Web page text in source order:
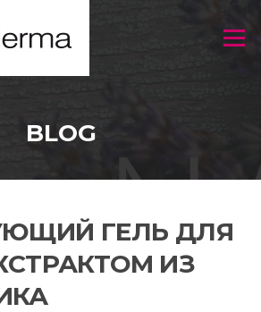
Menu
BLOG
ГЕЛЬ ДЛЯ
ИЗ